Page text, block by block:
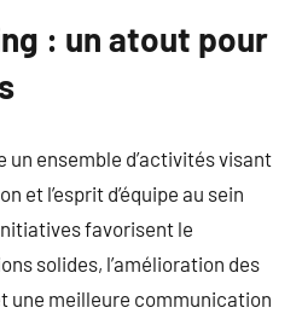
: un atout pour
un ensemble d’activités visant
et l’esprit d’équipe au sein
favorisent le
solides, l’amélioration des
une meilleure communication